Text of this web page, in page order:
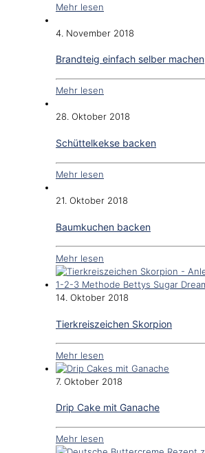
Mehr lesen
4. November 2018
Brandteig einfach selber machen
Mehr lesen
28. Oktober 2018
Schüttelkekse backen
Mehr lesen
21. Oktober 2018
Baumkuchen backen
Mehr lesen
14. Oktober 2018
Tierkreiszeichen Skorpion
Mehr lesen
7. Oktober 2018
Drip Cake mit Ganache
Mehr lesen